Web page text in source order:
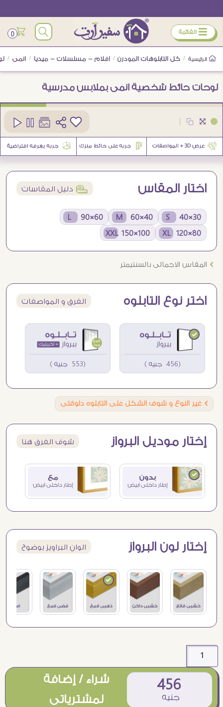
ÿ القائمة 0
الرئيسية / كل التابلوهات المودرن / افلام - مسلسلات - ميديا / انمى /
لوحات حائط شخصية انمى بملابس مدرسية
اختار المقاس í دليل المقاسات
30×40 S
40×60 M
60×90 L
80×120 XL
100×150 XXL
Ö المقاس الاجمالى بالسنتيمتر
اختر نوع التابلوه الفرق و المواصفات
(456 جنيه ) (553 جنيه )
Ö غير النوع و شوف الشكل على التابلوه دلوقتى
إختار موديل البرواز شوف الفرق هنا
إختار لون البرواز الوان البراويز بوضوح
456
جنيه
شراء / إضافة
لمشترياتى